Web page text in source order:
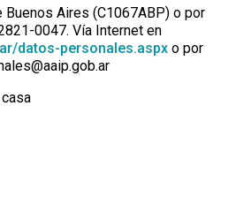
Buenos Aires (C1067ABP) o por
0047. Vía Internet en
datos-personales.aspx o por